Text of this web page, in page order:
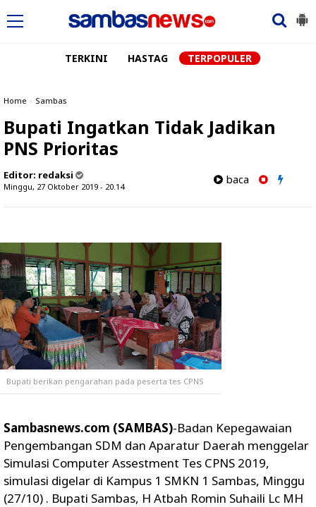
TERKINI HASTAG TERPOPULER
Home » Sambas
Bupati Ingatkan Tidak Jadikan
PNS Prioritas
Editor: redaksi
Minggu, 27 Oktober 2019 - 20.14
baca
Bupati berikan pengarahan pada peserta tes CPNS
Sambasnews.com (SAMBAS)-Badan Kepegawaian
Pengembangan SDM dan Aparatur Daerah menggelar
Simulasi Computer Assestment Tes CPNS 2019,
simulasi digelar di Kampus 1 SMKN 1 Sambas, Minggu
(27/10) . Bupati Sambas, H Atbah Romin Suhaili Lc MH